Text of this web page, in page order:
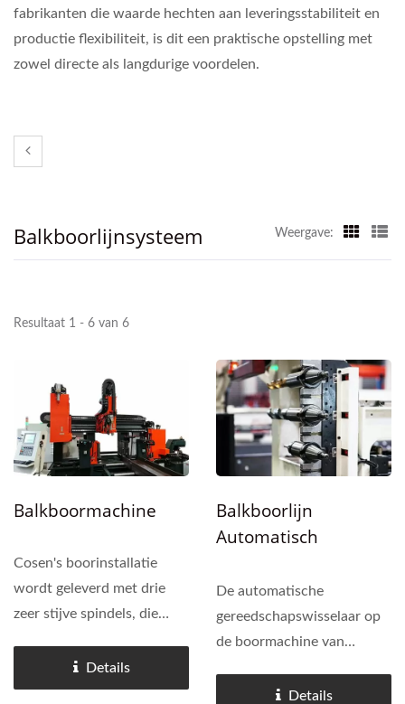
fabrikanten die waarde hechten aan leveringsstabiliteit en
productie flexibiliteit, is dit een praktische opstelling met
zowel directe als langdurige voordelen.
Balkboorlijnsysteem Weergave:
Resultaat 1 - 6 van 6
Balkboormachine
Cosen's boorinstallatie
wordt geleverd met drie
zeer stijve spindels, die
werken om efficiënt boren,
tappen, frezen en scripten
Details
Balkboorlijn
Automatisch
Ysteem
De automatische
gereedschapswisselaar op
de boormachine van
bediend en kan worden
Details